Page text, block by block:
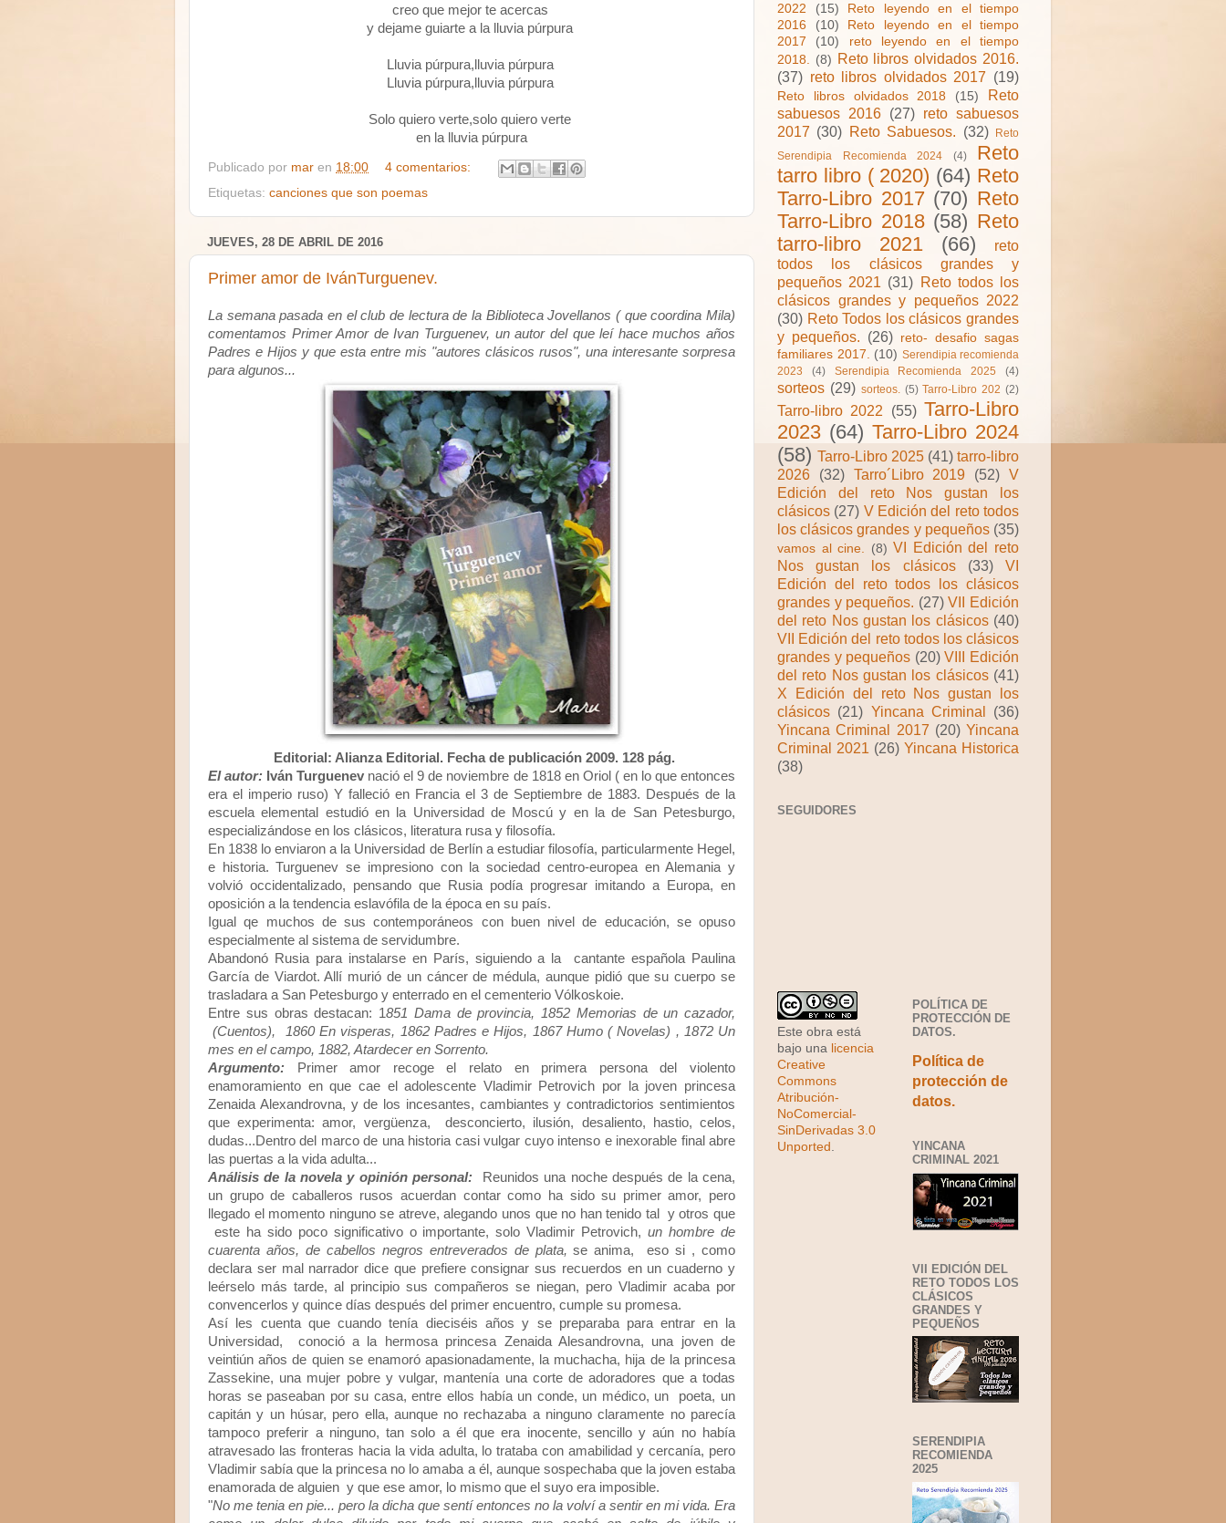
creo que mejor te acercas
y dejame guiarte a la lluvia púrpura
Lluvia púrpura,lluvia púrpura
Lluvia púrpura,lluvia púrpura
Solo quiero verte,solo quiero verte
en la lluvia púrpura
Publicado por mar en 18:00
4 comentarios:
Etiquetas: canciones que son poemas
JUEVES, 28 DE ABRIL DE 2016
Primer amor de IvánTurguenev.
La semana pasada en el club de lectura de la Biblioteca Jovellanos ( que coordina Mila)
comentamos Primer Amor de Ivan Turguenev, un autor del que leí hace muchos años
Padres e Hijos y que esta entre mis "autores clásicos rusos", una interesante sorpresa
para algunos...
Editorial: Alianza Editorial. Fecha de publicación 2009. 128 pág.
El autor: Iván Turguenev nació el 9 de noviembre de 1818 en Oriol ( en lo que entonces
era el imperio ruso) Y falleció en Francia el 3 de Septiembre de 1883. Después de la
escuela elemental estudió en la Universidad de Moscú y en la de San Petesburgo,
especializándose en los clásicos, literatura rusa y filosofía.
En 1838 lo enviaron a la Universidad de Berlín a estudiar filosofía, particularmente Hegel,
e historia. Turguenev se impresiono con la sociedad centro-europea en Alemania y
volvió occidentalizado, pensando que Rusia podía progresar imitando a Europa, en
oposición a la tendencia eslavófila de la época en su país.
Igual qe muchos de sus contemporáneos con buen nivel de educación, se opuso
especialmente al sistema de servidumbre.
Abandonó Rusia para instalarse en París, siguiendo a la cantante española Paulina
García de Viardot. Allí murió de un cáncer de médula, aunque pidió que su cuerpo se
trasladara a San Petesburgo y enterrado en el cementerio Vólkoskoie.
Entre sus obras destacan: 1851 Dama de provincia, 1852 Memorias de un cazador,
(Cuentos), 1860 En visperas, 1862 Padres e Hijos, 1867 Humo ( Novelas) , 1872 Un
mes en el campo, 1882, Atardecer en Sorrento.
Argumento: Primer amor recoge el relato en primera persona del violento
enamoramiento en que cae el adolescente Vladimir Petrovich por la joven princesa
Zenaida Alexandrovna, y de los incesantes, cambiantes y contradictorios sentimientos
que experimenta: amor, vergüenza, desconcierto, ilusión, desaliento, hastio, celos,
dudas...Dentro del marco de una historia casi vulgar cuyo intenso e inexorable final abre
las puertas a la vida adulta...
Análisis de la novela y opinión personal: Reunidos una noche después de la cena,
un grupo de caballeros rusos acuerdan contar como ha sido su primer amor, pero
llegado el momento ninguno se atreve, alegando unos que no han tenido tal y otros que
este ha sido poco significativo o importante, solo Vladimir Petrovich,un hombre de
cuarenta años, de cabellos negros entreverados de plata,se anima, eso si , como
declara ser mal narrador dice que prefiere consignar sus recuerdos en un cuaderno y
leérselo más tarde, al principio sus compañeros se niegan, pero Vladimir acaba por
convencerlos y quince días después del primer encuentro, cumple su promesa.
Así les cuenta que cuando tenía dieciséis años y se preparaba para entrar en la
Universidad, conoció a la hermosa princesa Zenaida Alesandrovna, una joven de
veintiún años de quien se enamoró apasionadamente, la muchacha, hija de la princesa
Zassekine, una mujer pobre y vulgar, mantenía una corte de adoradores que a todas
horas se paseaban por su casa, entre ellos había un conde, un médico, un poeta, un
capitán y un húsar, pero ella, aunque no rechazaba a ninguno claramente no parecía
tampoco preferir a ninguno, tan solo a él que era inocente, sencillo y aún no había
atravesado las fronteras hacia la vida adulta, lo trataba con amabilidad y cercanía, pero
Vladimir sabía que la princesa no lo amaba a él, aunque sospechaba que la joven estaba
enamorada de alguien y que ese amor, lo mismo que el suyo era imposible.
"No me tenia en pie... pero la dicha que sentí entonces no la volví a sentir en mi vida. Era
2022
(15)
Reto leyendo en el tiempo
2016
(10)
Reto leyendo en el tiempo
2017
(10)
reto leyendo en el tiempo
2018.
(8) Reto libros olvidados 2016.
(37) reto libros olvidados 2017 (19)
Reto libros olvidados 2018 (15)
Reto
sabuesos 2016 (27) reto sabuesos
2017 (30) Reto Sabuesos. (32) Reto
Serendipia Recomienda 2024
(4)
Reto
tarro libro ( 2020) (64) Reto
Tarro-Libro 2017 (70) Reto
Tarro-Libro 2018 (58) Reto
tarro-libro 2021
(66)
reto
todos los clásicos grandes y
pequeños 2021 (31) Reto todos los
clásicos grandes y pequeños 2022
(30) Reto Todos los clásicos grandes
y pequeños. (26) reto- desafio sagas
familiares 2017.
(10) Serendipia recomienda
2023
(4) Serendipia Recomienda 2025 (4)
sorteos (29) sorteos. (5) Tarro-Libro 202 (2)
Tarro-libro 2022 (55) Tarro-Libro
2023 (64) Tarro-Libro 2024
(58) Tarro-Libro 2025 (41) tarro-libro
2026
(32) Tarro´Libro 2019 (52) V
Edición del reto Nos gustan los
clásicos (27) V Edición del reto todos
los clásicos grandes y pequeños (35)
vamos al cine. (8) VI Edición del reto
Nos gustan los clásicos
(33)
VI
Edición del reto todos los clásicos
grandes y pequeños. (27) VII Edición
del reto Nos gustan los clásicos (40)
VII Edición del reto todos los clásicos
grandes y pequeños (20) VIII Edición
del reto Nos gustan los clásicos (41)
X Edición del reto Nos gustan los
clásicos (21) Yincana Criminal (36)
Yincana Criminal 2017 (20) Yincana
Criminal 2021 (26) Yincana Historica
(38)
SEGUIDORES
Este obra está
bajo una licencia
Creative
Commons
Atribución-
NoComercial-
SinDerivadas 3.0
Unported .
POLÍTICA DE
PROTECCIÓN DE
DATOS.
Política de
protección de
datos.
YINCANA
CRIMINAL 2021
VII EDICIÓN DEL
RETO TODOS LOS
CLÁSICOS
GRANDES Y
PEQUEÑOS
SERENDIPIA
RECOMIENDA
2025